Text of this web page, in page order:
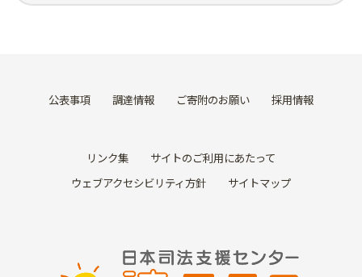
公表事項 調達情報 ご寄附のお願い 採用情報
リンク集
サイトのご利用にあたって
ウェブアクセシビリティ方針
サイトマップ